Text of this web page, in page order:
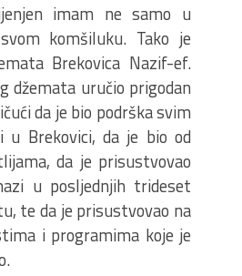
imam ne samo u
komšiluku. Tako je
Brekovica Nazif-ef.
džemata uručio prigodan
da je bio podrška svim
Brekovici, da je bio od
da je prisustvovao
u posljednjih trideset
te da je prisustvovao na
i programima koje je